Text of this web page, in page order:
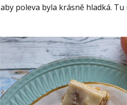
aby poleva byla krásně hladká.